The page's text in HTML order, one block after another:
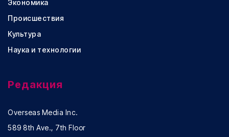
Экономика
Происшествия
Культура
Наука и технологии
Редакция
Overseas Media Inc.
589 8th Ave., 7th Floor